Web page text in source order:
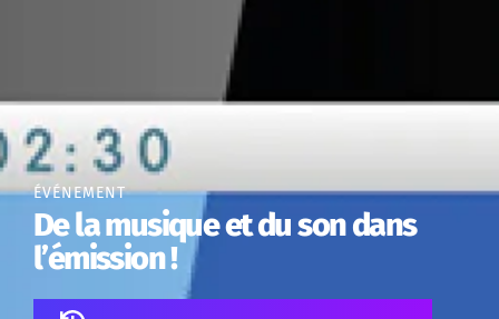
ÉVÉNEMENT
De la musique et du son dans
l’émission !